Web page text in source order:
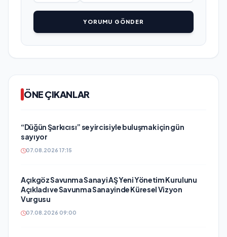
YORUMU GÖNDER
ÖNE ÇIKANLAR
“Düğün Şarkıcısı” seyircisiyle buluşmak için gün
sayıyor
07.08.2026 17:15
Açıkgöz Savunma Sanayi AŞ Yeni Yönetim Kurulunu
Açıkladı ve Savunma Sanayinde Küresel Vizyon
Vurgusu
07.08.2026 09:00